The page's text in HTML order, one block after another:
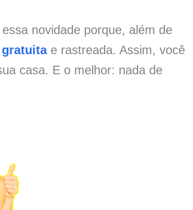
novidade porque, além de
e rastreada. Assim, você
casa. E o melhor: nada de